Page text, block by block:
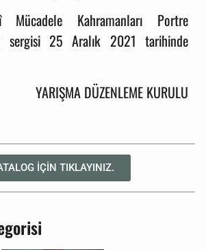
Mücadele Kahramanları Portre
sergisi 25 Aralık 2021 tarihinde
YARIŞMA DÜZENLEME KURULU
İÇİN TIKLAYINIZ.